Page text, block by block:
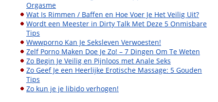
Orgasme
Wat Is Rimmen / Baffen en Hoe Voer Je Het Veilig Uit?
Wordt een Meester in Dirty Talk Met Deze 5 Onmisbare
Tips
Wwwporno Kan Je Seksleven Verwoesten!
Zelf Porno Maken Doe Je Zo! – 7 Dingen Om Te Weten
Zo Begin Je Veilig en Pijnloos met Anale Seks
Zo Geef Je een Heerlijke Erotische Massage: 5 Gouden
Tips
Zo kun je je libido verhogen!